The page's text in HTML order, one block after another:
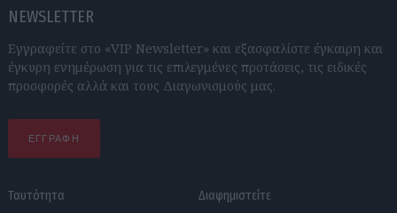
NEWSLETTER
Εγγραφείτε στο «VIP Newsletter» και εξασφαλίστε έγκαιρη και
έγκυρη ενημέρωση για τις επιλεγμένες προτάσεις, τις ειδικές
προσφορές αλλά και τους Διαγωνισμούς μας.
ΕΓΓΡΑΦΗ
Ταυτότητα
Διαφημιστείτε